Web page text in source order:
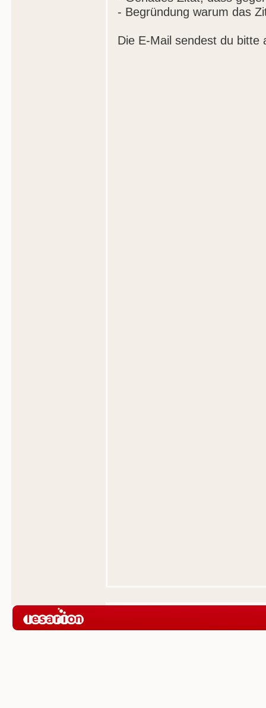
- Begründung warum das
Die E-Mail sendest du bitte